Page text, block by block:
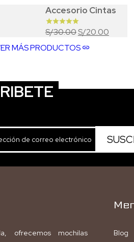
Accesorio Cintas
S/30.00El
original
S/20.00El
MÁS PRODUCTOS
ofrecemos mochilas
Blog